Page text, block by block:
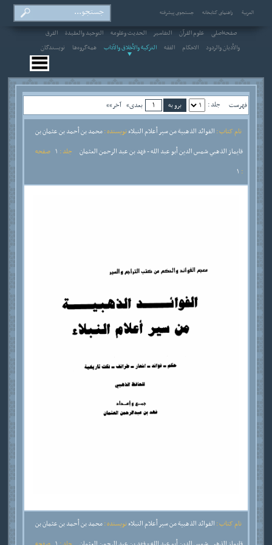
العربیة راهنمای کتابخانه جستجوی پیشرفته
صفحه‌اصلی علوم القرآن التفاسير الحديث وعلومه التوحيد والعقيدة
الفرق
والأديان والردود
الاحکام الفقه التزكية والأخلاق والآداب همه‌گروه‌ها نویسندگان
فهرست جلد : بعدی» آخر»»
نام کتاب : الفوائد الذهبية من سير أعلام النبلاءنویسنده :محمد بن أحمد بن عثمان بن
قايماز الذهبي شمس الدين أبو عبد الله - فهد بن عبد الرحمن العثمان
جلد :
صفحه
:
نام کتاب : الفوائد الذهبية من سير أعلام النبلاءنویسنده :محمد بن أحمد بن عثمان بن